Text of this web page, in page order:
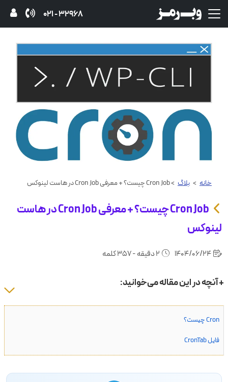
32968 - 021
خانه > بلاگ > Cron Job چیست؟ + معرفی Cron Job در هاست لینوکس
Cron Job چیست؟ + معرفی Cron Job در هاست
لینوکس
+ آنچه در این مقاله می‌خوانید:
Cron چیست؟
فایل CronTab